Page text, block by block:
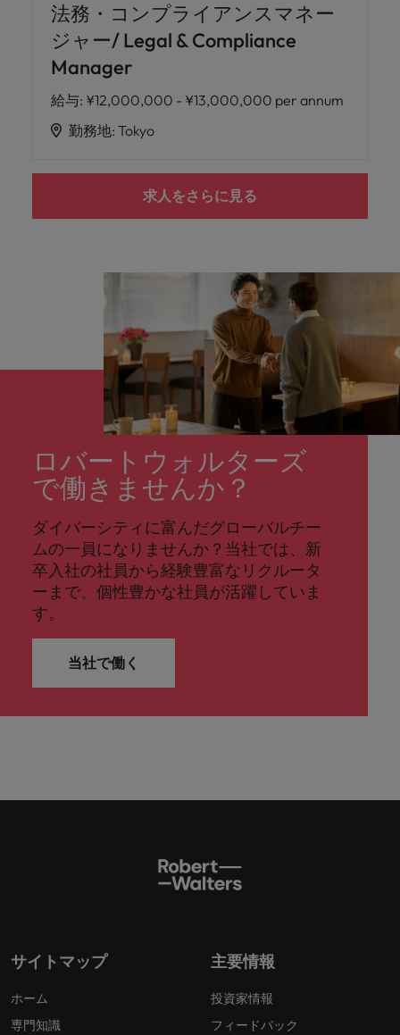
法務・コンプライアンスマネー
ジャー/ Legal & Compliance
Manager
給与: ¥12,000,000 - ¥13,000,000 per annum
勤務地: Tokyo
求人をさらに見る
ロバートウォルターズ
で働きませんか？
ダイバーシティに富んだグローバルチー
ムの一員になりませんか？当社では、新
卒入社の社員から経験豊富なリクルータ
ーまで、個性豊かな社員が活躍していま
す。
当社で働く
サイトマップ
ホーム
専門知識
主要情報
投資家情報
フィードバック